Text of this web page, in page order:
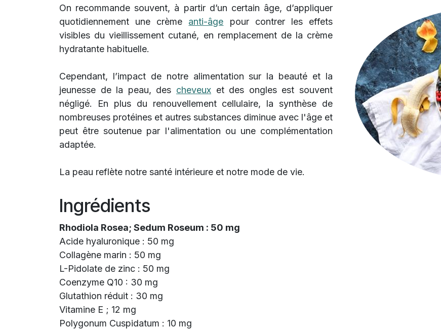
On recommande souvent, à partir d’un certain âge, d’appliquer
quotidiennement une crème anti-âge pour contrer les effets
visibles du vieillissement cutané, en remplacement de la crème
hydratante habituelle.
Cependant, l’impact de notre alimentation sur la beauté et la
jeunesse de la peau, des cheveux et des ongles est souvent
négligé. En plus du renouvellement cellulaire, la synthèse de
nombreuses protéines et autres substances diminue avec l'âge et
peut être soutenue par l'alimentation ou une complémentation
adaptée.
La peau reflète notre santé intérieure et notre mode de vie.
Ingrédients
Rhodiola Rosea; Sedum Roseum : 50 mg
Acide hyaluronique : 50 mg
Collagène marin : 50 mg
L-Pidolate de zinc : 50 mg
Coenzyme Q10 : 30 mg
Glutathion réduit : 30 mg
Vitamine E ; 12 mg
Polygonum Cuspidatum : 10 mg